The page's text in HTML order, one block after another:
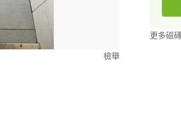
檢舉
更多磁